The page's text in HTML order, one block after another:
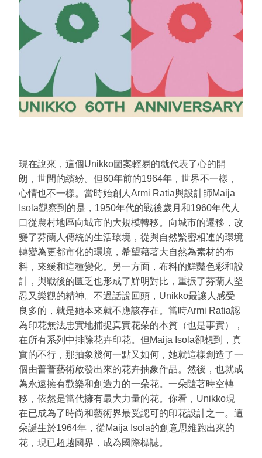
現在說來，這個Unikko圖案輕易的就代表了心的開
朗，世間的繽紛。但60年前的1964年，世界不一樣，
心情也不一樣。當時始創人Armi Ratia與設計師Maija
Isola觀察到的是，1950年代的戰後歲月和1960年代人
口從農村地區向城市的大規模轉移。向城市的遷移，改
變了芬蘭人傳統的生活環境，從與自然緊密相連的環境
轉變為更都市化的環境，希望藉著大自然為素材的布
料，來緩和這種變化。另一方面，布料的鮮豔色彩和設
計，與戰後的匱乏也形成了鮮明對比，重振了芬蘭人堅
忍又樂觀的精神。不過話說回頭，Unikko最讓人感受
良多的，就是她本來就不應該存在。當時Armi Ratia認
為印花無法忠實地捕捉真實花朵的本質（也是事實），
在所有系列中排除花卉印花。但Maija Isola卻想到，真
實的不行，那抽象幾何一點又如何，她就這樣創造了一
個由普普藝術啟發出來的花卉抽象作品。然後，也就成
為永遠擁有歡樂和創造力的一朵花。一朵隨著時空轉
移，依然是當代擁有最大力量的花。你看，Unikko現
在已成為了時尚和藝術界最受認可的印花設計之一。這
朵誕生於1964年，從Maija Isola的創意思維跑出來的
花，現已超越國界，成為國際標誌。